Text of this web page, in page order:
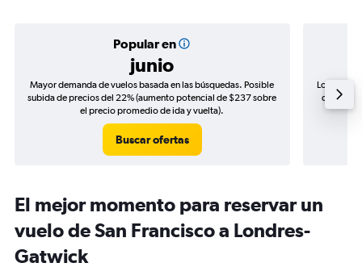
Popular en
junio
Mayor demanda de vuelos basada en las búsquedas. Posible
subida de precios del 22% (aumento potencial de $237 sobre
el precio promedio de ida y vuelta).
Buscar ofertas
Los
de
El mejor momento para reservar un
vuelo de San Francisco a Londres-
Gatwick